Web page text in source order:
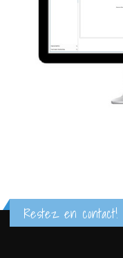
Restez en contact!